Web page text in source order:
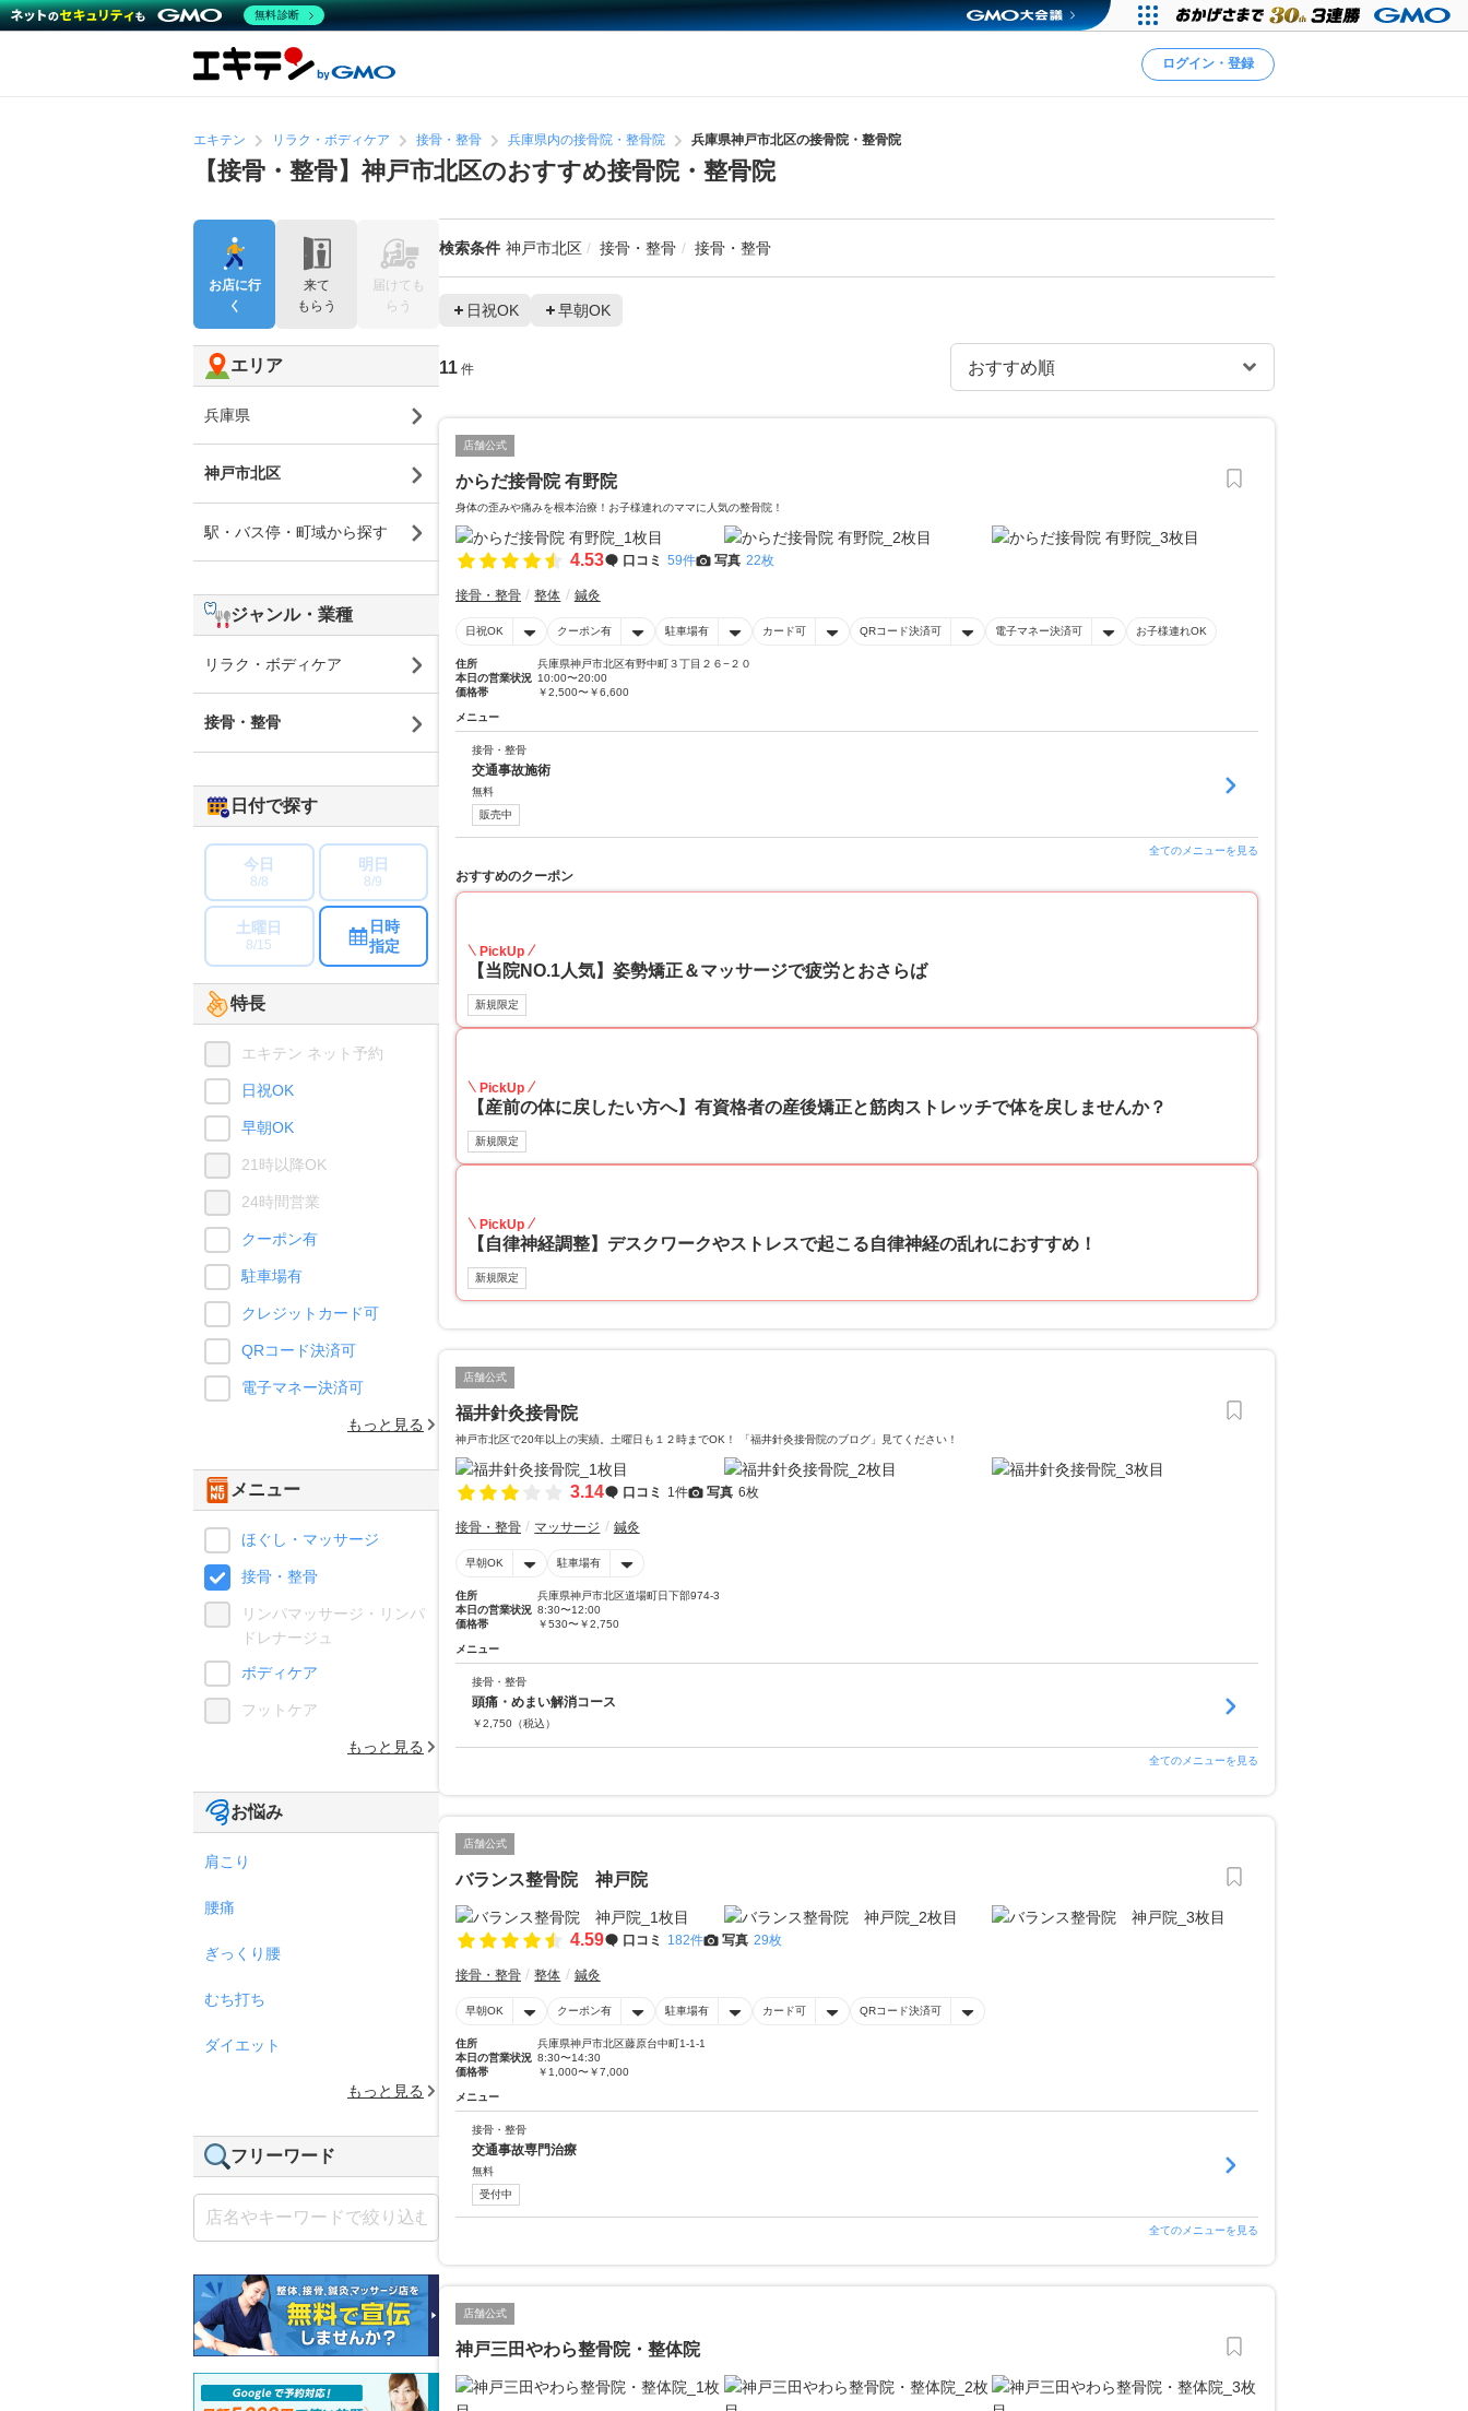
ログイン・登録
エキテン リラク・ボディケア 接骨・整骨 兵庫県内の接骨院・整骨院 兵庫県神戸市北区の接骨院・整骨院
【接骨・整骨】神戸市北区のおすすめ接骨院・整骨院
検索条件 神戸市北区 接骨・整骨 接骨・整骨
日祝OK 早朝OK
11 件
店舗公式
からだ接骨院 有野院
身体の歪みや痛みを根本治療！お子様連れのママに人気の整骨院！
4.53 口コミ 59件 写真 22枚
接骨・整骨 整体 鍼灸
日祝OK クーポン有 駐車場有 カード可 QRコード決済可 電子マネー決済可 お子様連れOK
住所
兵庫県神戸市北区有野中町３丁目２６−２０
本日の営業状況 10:00〜20:00
価格帯
￥2,500〜￥6,600
メニュー
接骨・整骨
交通事故施術
無料
販売中
全てのメニューを見る
おすすめのクーポン
PickUp
【当院NO.1人気】姿勢矯正＆マッサージで疲労とおさらば
新規限定
PickUp
【産前の体に戻したい方へ】有資格者の産後矯正と筋肉ストレッチで体を戻しませんか？
新規限定
PickUp
【自律神経調整】デスクワークやストレスで起こる自律神経の乱れにおすすめ！
新規限定
店舗公式
福井針灸接骨院
神戸市北区で20年以上の実績。土曜日も１２時までOK！ 「福井針灸接骨院のブログ」見てください！
3.14 口コミ 1件 写真 6枚
接骨・整骨 マッサージ 鍼灸
早朝OK 駐車場有
住所
兵庫県神戸市北区道場町日下部974-3
本日の営業状況 8:30〜12:00
価格帯
￥530〜￥2,750
メニュー
接骨・整骨
頭痛・めまい解消コース
￥2,750 （税込）
全てのメニューを見る
店舗公式
バランス整骨院 神戸院
4.59 口コミ 182件 写真 29枚
接骨・整骨 整体 鍼灸
早朝OK クーポン有 駐車場有 カード可 QRコード決済可
住所
兵庫県神戸市北区藤原台中町1-1-1
本日の営業状況 8:30〜14:30
価格帯
￥1,000〜￥7,000
メニュー
接骨・整骨
交通事故専門治療
無料
受付中
全てのメニューを見る
店舗公式
神戸三田やわら整骨院・整体院
お店に行
く
来て
もらう
届けても
らう
エリア
兵庫県
神戸市北区
駅・バス停・町域から探す
ジャンル・業種
リラク・ボディケア
接骨・整骨
日付で探す
今日
8/8
明日
8/9
土曜日
8/15
日時
指定
特長
エキテン ネット予約
日祝OK
早朝OK
21時以降OK
24時間営業
クーポン有
駐車場有
クレジットカード可
QRコード決済可
電子マネー決済可
もっと見る
メニュー
ほぐし・マッサージ
接骨・整骨
リンパマッサージ・リンパ
ドレナージュ
ボディケア
フットケア
もっと見る
お悩み
肩こり
腰痛
ぎっくり腰
むち打ち
ダイエット
もっと見る
フリーワード
無料診断